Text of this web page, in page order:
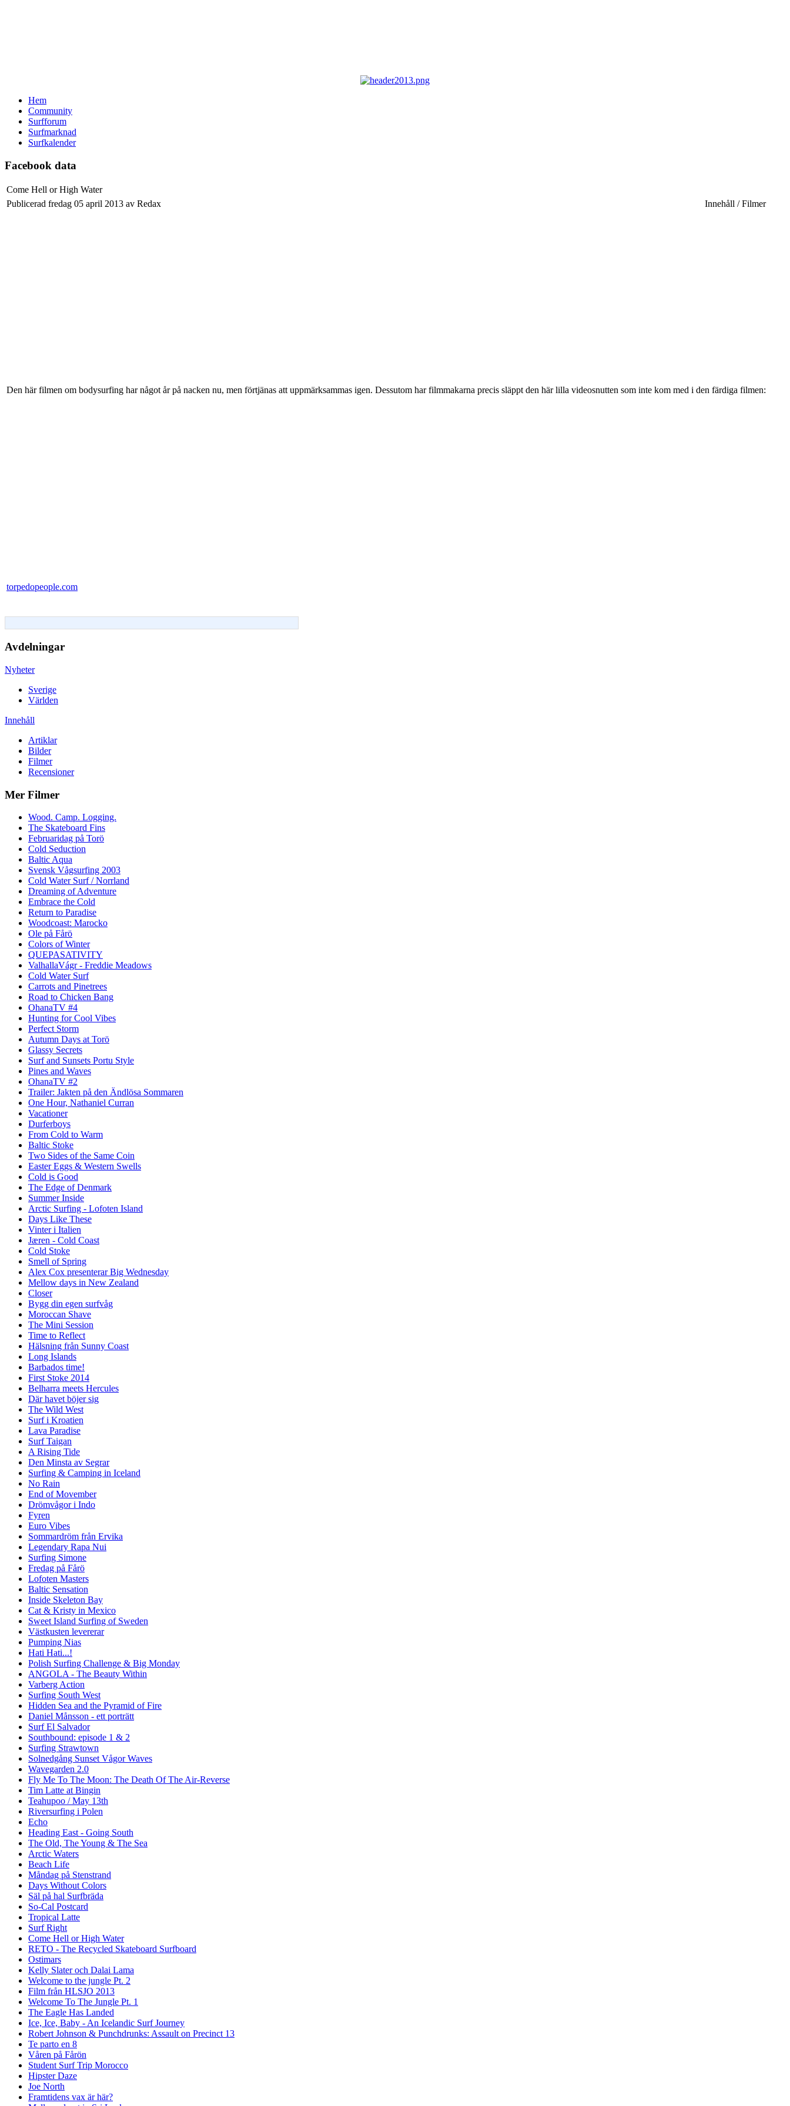
Hem
Community
Surfforum
Surfmarknad
Surfkalender
Facebook data
Come Hell or High Water
Publicerad fredag 05 april 2013 av Redax
Innehåll / Filmer
Den här filmen om bodysurfing har något år på nacken nu, men förtjänas att uppmärksammas igen. Dessutom har filmmakarna precis släppt den här lilla videosnutten som inte kom med i den färdiga filmen:
torpedopeople.com
Avdelningar
Nyheter
Sverige
Världen
Innehåll
Artiklar
Bilder
Filmer
Recensioner
Mer Filmer
Wood. Camp. Logging.
The Skateboard Fins
Februaridag på Torö
Cold Seduction
Baltic Aqua
Svensk Vågsurfing 2003
Cold Water Surf / Norrland
Dreaming of Adventure
Embrace the Cold
Return to Paradise
Woodcoast: Marocko
Ole på Fårö
Colors of Winter
QUEPASATIVITY
ValhallaVágr - Freddie Meadows
Cold Water Surf
Carrots and Pinetrees
Road to Chicken Bang
OhanaTV #4
Hunting for Cool Vibes
Perfect Storm
Autumn Days at Torö
Glassy Secrets
Surf and Sunsets Portu Style
Pines and Waves
OhanaTV #2
Trailer: Jakten på den Ändlösa Sommaren
One Hour, Nathaniel Curran
Vacationer
Durferboys
From Cold to Warm
Baltic Stoke
Two Sides of the Same Coin
Easter Eggs & Western Swells
Cold is Good
The Edge of Denmark
Summer Inside
Arctic Surfing - Lofoten Island
Days Like These
Vinter i Italien
Jæren - Cold Coast
Cold Stoke
Smell of Spring
Alex Cox presenterar Big Wednesday
Mellow days in New Zealand
Closer
Bygg din egen surfvåg
Moroccan Shave
The Mini Session
Time to Reflect
Hälsning från Sunny Coast
Long Islands
Barbados time!
First Stoke 2014
Belharra meets Hercules
Där havet böjer sig
The Wild West
Surf i Kroatien
Lava Paradise
Surf Taigan
A Rising Tide
Den Minsta av Segrar
Surfing & Camping in Iceland
No Rain
End of Movember
Drömvågor i Indo
Fyren
Euro Vibes
Sommardröm från Ervika
Legendary Rapa Nui
Surfing Simone
Fredag på Fårö
Lofoten Masters
Baltic Sensation
Inside Skeleton Bay
Cat & Kristy in Mexico
Sweet Island Surfing of Sweden
Västkusten levererar
Pumping Nias
Hati Hati...!
Polish Surfing Challenge & Big Monday
ANGOLA - The Beauty Within
Varberg Action
Surfing South West
Hidden Sea and the Pyramid of Fire
Daniel Månsson - ett porträtt
Surf El Salvador
Southbound: episode 1 & 2
Surfing Strawtown
Solnedgång Sunset Vågor Waves
Wavegarden 2.0
Fly Me To The Moon: The Death Of The Air-Reverse
Tim Latte at Bingin
Teahupoo / May 13th
Riversurfing i Polen
Echo
Heading East - Going South
The Old, The Young & The Sea
Arctic Waters
Beach Life
Måndag på Stenstrand
Days Without Colors
Säl på hal Surfbräda
So-Cal Postcard
Tropical Latte
Surf Right
Come Hell or High Water
RETO - The Recycled Skateboard Surfboard
Ostimars
Kelly Slater och Dalai Lama
Welcome to the jungle Pt. 2
Film från HLSJO 2013
Welcome To The Jungle Pt. 1
The Eagle Has Landed
Ice, Ice, Baby - An Icelandic Surf Journey
Robert Johnson & Punchdrunks: Assault on Precinct 13
Te parto en 8
Våren på Fårön
Student Surf Trip Morocco
Hipster Daze
Joe North
Framtidens vax är här?